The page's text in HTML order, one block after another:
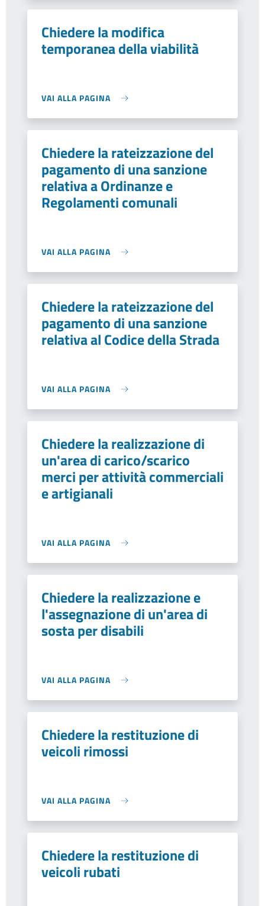
Chiedere la modifica
temporanea della viabilità
VAI ALLA PAGINA
Chiedere la rateizzazione del
pagamento di una sanzione
relativa a Ordinanze e
Regolamenti comunali
VAI ALLA PAGINA
Chiedere la rateizzazione del
pagamento di una sanzione
relativa al Codice della Strada
VAI ALLA PAGINA
Chiedere la realizzazione di
un'area di carico/scarico
merci per attività commerciali
e artigianali
VAI ALLA PAGINA
Chiedere la realizzazione e
l'assegnazione di un'area di
sosta per disabili
VAI ALLA PAGINA
Chiedere la restituzione di
veicoli rimossi
VAI ALLA PAGINA
Chiedere la restituzione di
veicoli rubati